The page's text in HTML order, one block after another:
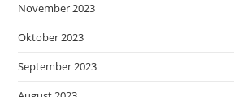
November 2023
Oktober 2023
September 2023